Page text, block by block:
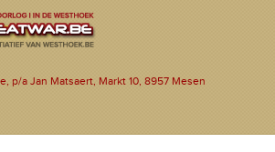
p/a Jan Matsaert, Markt 10, 8957 Mesen